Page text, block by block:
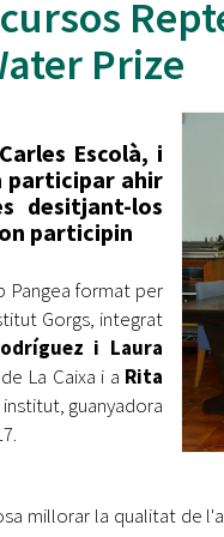
i dona el
Prize
Escolà, i
participar ahir
desitjant-los
participin
Pangea format per
Gorgs, integrat
i Laura
La Caixa i a Rita
guanyadora
millorar la qualitat de